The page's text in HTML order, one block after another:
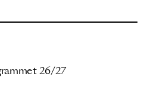
26/27